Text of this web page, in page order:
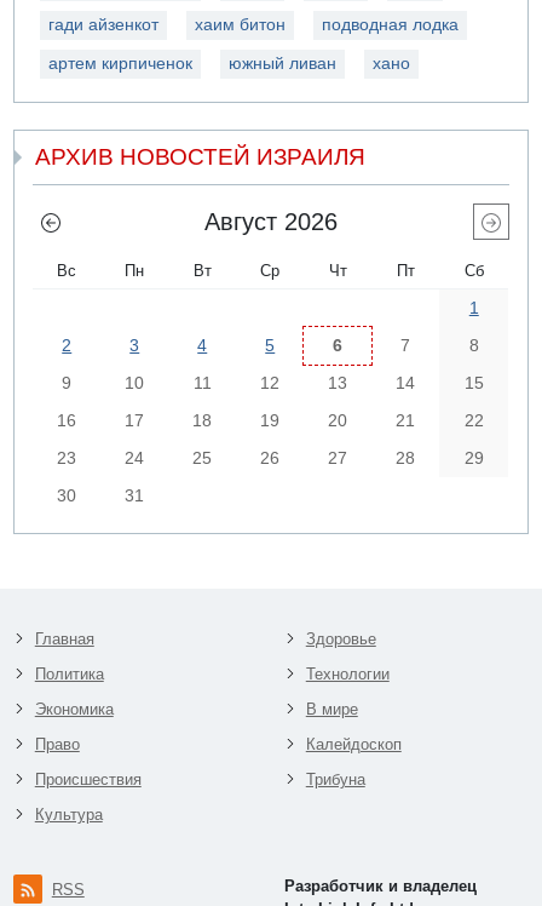
гади айзенкот хаим битон подводная лодка
артем кирпиченок южный ливан хано
АРХИВ НОВОСТЕЙ ИЗРАИЛЯ
Август 2026
Вс Пн Вт Ср Чт Пт Сб
1
2
3 4 5 6 7
8
9
10 11 12 13 14
15
16
17 18 19 20 21
22
23
24 25 26 27 28
29
30
31
Главная
Политика
Экономика
Право
Происшествия
Культура
Здоровье
Технологии
В мире
Калейдоскоп
Трибуна
RSS
Разработчик и владелец